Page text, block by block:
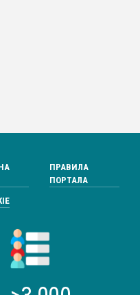
ПРАВИЛА
ПОРТАЛА